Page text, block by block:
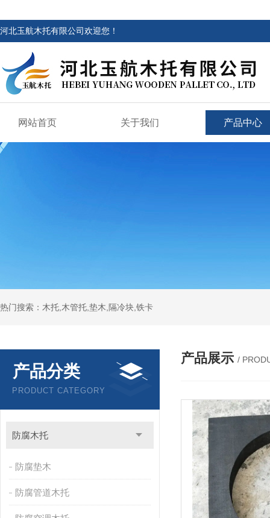
河北玉航木托有限公司欢迎您！
网站首页 关于我们 产品中心
热门搜索：木托,木管托,垫木,隔冷块,铁卡
产品分类
PRODUCT CATEGORY
防腐木托
防腐垫木
防腐管道木托
产品展示 /